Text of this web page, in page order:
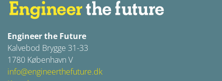
Engineer the Future
Kalvebod Brygge 31-33
1780 København V
info@engineerthefuture.dk